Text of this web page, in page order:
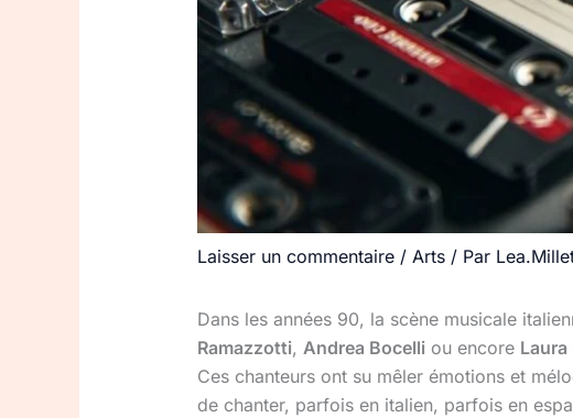
Laisser un commentaire / Arts/ Par
Dans les années 90, la scène musicale
Ramazzotti, Andrea Bocelli ou encore Laura
Ces chanteurs ont su mêler émotions et
de chanter, parfois en italien, parfois en